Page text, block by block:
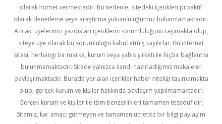
olarak hizmet vermektedir. Bu nedenle, sitedeki içerikleri proaktif
olarak denetleme veya araştırma yükümlülüğümüz bulunmamaktadır.
Ancak, üyelerimiz yazdıkları içeriklerin sorumluluğunu taşımakta olup,
siteye üye olarak bu sorumluluğu kabul etmiş sayılırlar. Bu internet
sitesi, herhangi bir marka, kurum veya şahıs şirketi ile hiçbir bağlantısı
bulunmamaktadır. Sitede yalnızca kendi hazırladığımız makaleler
paylaşılmaktadır. Burada yer alan içerikler haber niteliği taşımamakta
olup, gerçek kurum ve kişiler hakkında paylaşım yapılmamaktadır.
Gerçek kurum ve kişiler ile isim benzerlikleri tamamen tesadüfidir.
Sitemiz, kar amacı gütmeyen ve tamamen ücretsiz bir bilgi paylaşım